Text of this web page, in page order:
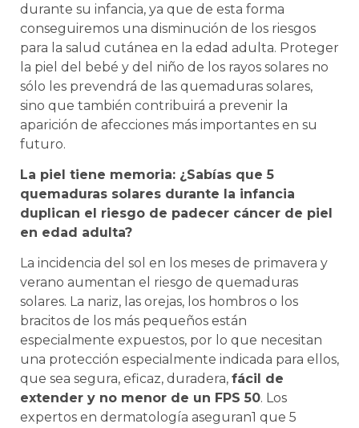
durante su infancia, ya que de esta forma
conseguiremos una disminución de los riesgos
para la salud cutánea en la edad adulta. Proteger
la piel del bebé y del niño de los rayos solares no
sólo les prevendrá de las quemaduras solares,
sino que también contribuirá a prevenir la
aparición de afecciones más importantes en su
futuro.
La piel tiene memoria: ¿Sabías que 5
quemaduras solares durante la infancia
duplican el riesgo de padecer cáncer de piel
en edad adulta?
La incidencia del sol en los meses de primavera y
verano aumentan el riesgo de quemaduras
solares. La nariz, las orejas, los hombros o los
bracitos de los más pequeños están
especialmente expuestos, por lo que necesitan
una protección especialmente indicada para ellos,
que sea segura, eficaz, duradera, fácil de
extender y no menor de un FPS 50. Los
expertos en dermatología aseguran1 que 5